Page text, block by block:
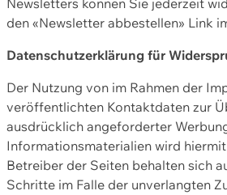
Newsletters können Sie jederzeit
den «Newsletter abbestellen» Link
Datenschutzerklärung für
Der Nutzung von im Rahmen der
veröffentlichten Kontaktdaten zur
ausdrücklich angeforderter
Informationsmaterialien wird
Betreiber der Seiten behalten sich
Schritte im Falle der unverlangten